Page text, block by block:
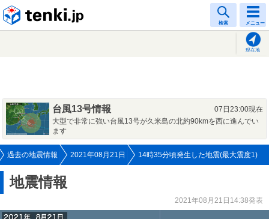
検索 メニュー
現在地
台風13号情報
07日23:00現在
大型で非常に強い台風13号が久米島の北約90kmを西に進んでい
ます
過去の地震情報 2021年08月21日 14時35分頃発生した地震(最大震度1)
地震情報
2021年08月21日14:38発表